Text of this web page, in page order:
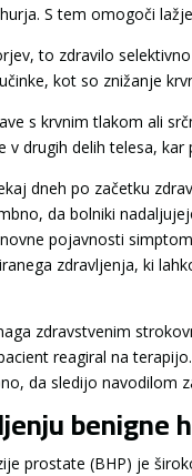
S tem omogoči
to zdravilo
kot so znižanje
s krvnim tlakom ali
drugih delih telesa,
dneh po začetku
da bolniki
pojavnosti
zdravljenja, ki
zdravstvenim
reagiral na
da sledijo navodilom
benigne
prostate (BHP) je